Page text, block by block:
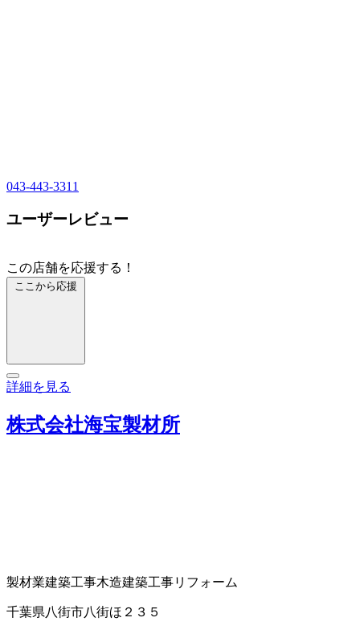
043-443-3311
ユーザーレビュー
この店舗を応援する！
ここから応援
詳細を見る
株式会社海宝製材所
製材業建築工事木造建築工事リフォーム
千葉県八街市八街ほ２３５